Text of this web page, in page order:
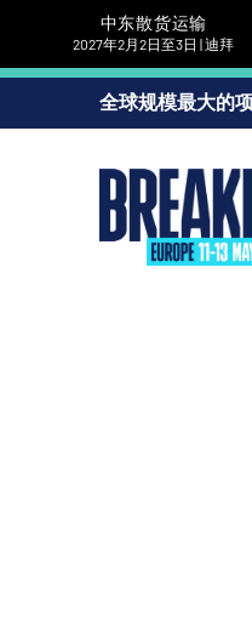
中东散货运输
2027年2月2日至3日 | 迪拜
全球规模最大的